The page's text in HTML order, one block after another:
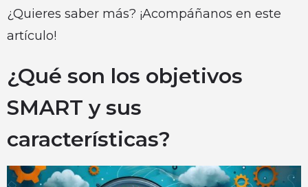
¿Quieres saber más? ¡Acompáñanos en este
artículo!
¿Qué son los objetivos
SMART y sus
características?